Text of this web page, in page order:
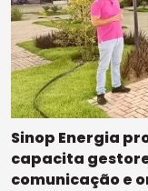
Sinop Energia
capacita
comunicação e